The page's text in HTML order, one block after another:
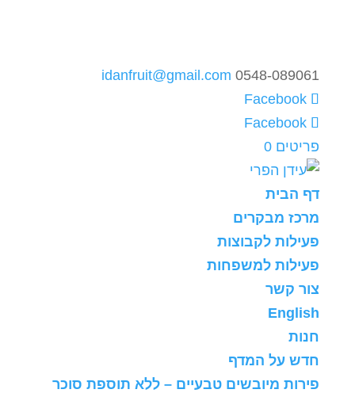
0548-089061
idanfruit@gmail.com
פריטים 0
דף הבית
מרכז מבקרים
פעילות לקבוצות
פעילות למשפחות
צור קשר
English
חנות
חדש על המדף
פירות מיובשים טבעיים – ללא תוספת סוכר